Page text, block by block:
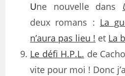
Une nouvelle dans
deux romans : La
n’aura pas lieu ! et La
Le défi H.P.L. de
vite pour moi ! Donc